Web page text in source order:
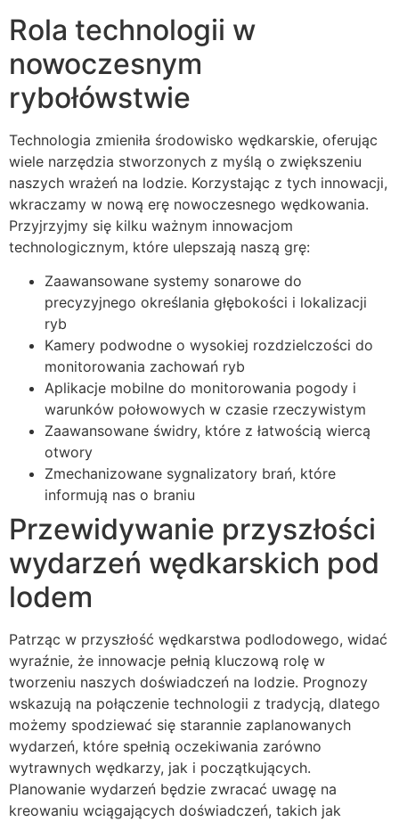
Rola technologii w
nowoczesnym
rybołówstwie
Technologia zmieniła środowisko wędkarskie, oferując
wiele narzędzia stworzonych z myślą o zwiększeniu
naszych wrażeń na lodzie. Korzystając z tych innowacji,
wkraczamy w nową erę nowoczesnego wędkowania.
Przyjrzyjmy się kilku ważnym innowacjom
technologicznym, które ulepszają naszą grę:
Zaawansowane systemy sonarowe do
precyzyjnego określania głębokości i lokalizacji
ryb
Kamery podwodne o wysokiej rozdzielczości do
monitorowania zachowań ryb
Aplikacje mobilne do monitorowania pogody i
warunków połowowych w czasie rzeczywistym
Zaawansowane świdry, które z łatwością wiercą
otwory
Zmechanizowane sygnalizatory brań, które
informują nas o braniu
Przewidywanie przyszłości
wydarzeń wędkarskich pod
lodem
Patrząc w przyszłość wędkarstwa podlodowego, widać
wyraźnie, że innowacje pełnią kluczową rolę w
tworzeniu naszych doświadczeń na lodzie. Prognozy
wskazują na połączenie technologii z tradycją, dlatego
możemy spodziewać się starannie zaplanowanych
wydarzeń, które spełnią oczekiwania zarówno
wytrawnych wędkarzy, jak i początkujących.
Planowanie wydarzeń będzie zwracać uwagę na
kreowaniu wciągających doświadczeń, takich jak